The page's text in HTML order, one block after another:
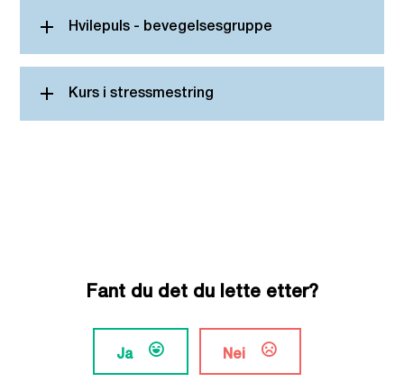
Hvilepuls - bevegelsesgruppe
Kurs i stressmestring
Fant du det du lette etter?
Ja Nei